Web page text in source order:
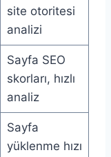
site otoritesi
analizi
Sayfa SEO
skorları, hızlı
analiz
Sayfa
yüklenme hızı